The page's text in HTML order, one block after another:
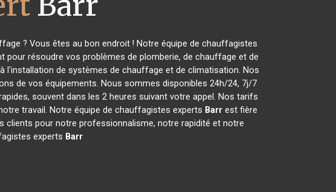
? Vous êtes au bon endroit ! Notre équipe de chauffagistes
résoudre vos problèmes de plomberie, de chauffage et de
de systèmes de chauffage et de climatisation. Nos
de vos équipements. Nous sommes disponibles 24h/24, 7j/7
souvent dans les 2 heures suivant votre appel. Nos tarifs
travail. Notre équipe de chauffagistes experts Barr est fière
pour notre professionnalisme, notre rapidité et notre
experts Barr